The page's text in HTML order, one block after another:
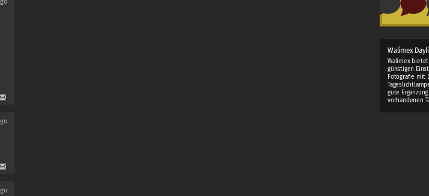
Walimex
Walimex
günstigen
Fotografie mit
gute
vorhandenen